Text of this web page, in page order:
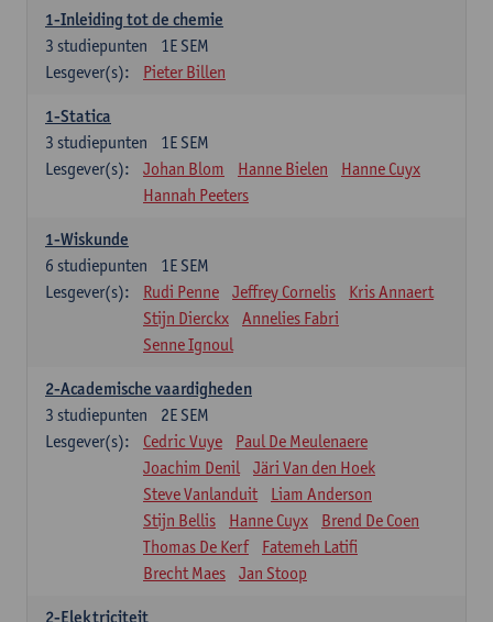
1-Inleiding tot de chemie
1E SEM
3 studiepunten
Lesgever(s):
Pieter Billen
1-Statica
1E SEM
3 studiepunten
Lesgever(s):
Johan Blom Hanne Bielen
Hanne Cuyx
Hannah Peeters
1-Wiskunde
1E SEM
6 studiepunten
Lesgever(s):
Rudi Penne Jeffrey Cornelis
Kris Annaert
Stijn Dierckx
Annelies Fabri
Senne Ignoul
2-Academische vaardigheden
2E SEM
3 studiepunten
Lesgever(s):
Cedric Vuye
Paul De Meulenaere
Joachim Denil
Järi Van den Hoek
Steve Vanlanduit
Liam Anderson
Stijn Bellis
Hanne Cuyx
Brend De Coen
Thomas De Kerf
Fatemeh Latifi
Brecht Maes
Jan Stoop
2-Elektriciteit